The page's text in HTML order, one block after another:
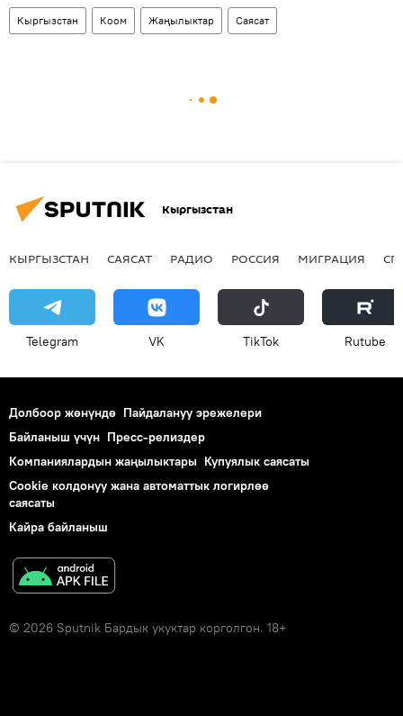
Кыргызстан Коом Жаңылыктар Саясат
Кыргызстан
КЫРГЫЗСТАН САЯСАТ РАДИО РОССИЯ МИГРАЦИЯ
Telegram VK ТikТоk Rutube
Долбоор жөнүндө Пайдалануу эрежелери
Байланыш үчүн Пресс-релиздер
Компаниялардын жаңылыктары Купуялык саясаты
Cookie колдонуу жана автоматтык логирлөө
саясаты
Кайра байланыш
© 2026 Sputnik Бардык укуктар корголгон. 18+